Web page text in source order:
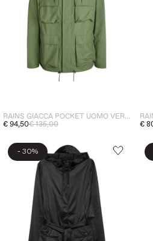
RAINS GIACCA POCKET UOMO VERDE
€ 94,50€ 135,00
€
- 30%